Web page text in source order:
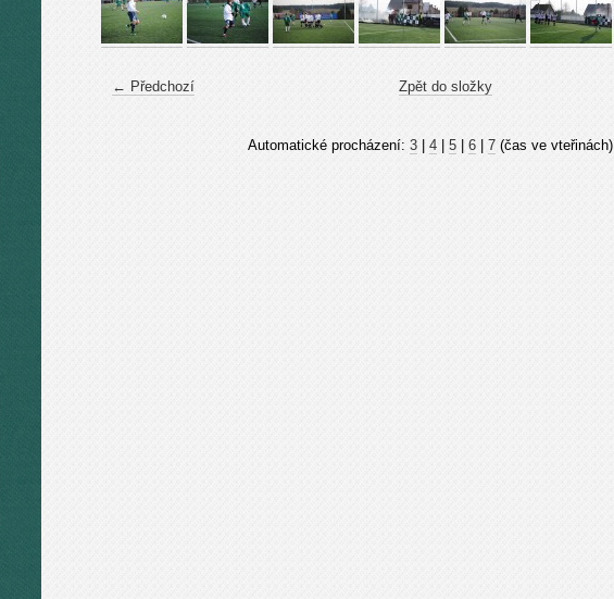
← Předchozí Zpět do složky
Automatické procházení: 3| 4| 5| 6| 7(čas ve vteřinách)